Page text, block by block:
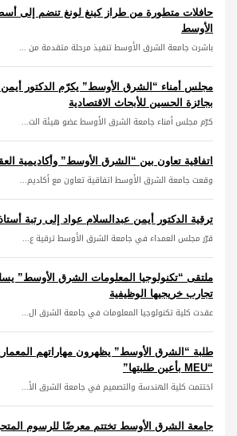
حافلات متطورة من طراز كينغ لونغ تنضم إلى
الأوسط
باشرت جامعة الشرق الأوسط تنفيذ مرحلة متقدمة من ...
مجلس أمناء “الشرق الأوسط” يكرّم الدكتور
بجائزة الحسين للأبحاث الاقتصادية
كرّم مجلس أمناء جامعة الشرق الأوسط عضو هيئة الت...
اتفاقية تعاون بين “الشرق الأوسط” وأكاديمية
وقعت جامعة الشرق الأوسط اتفاقية تعاون مع أكاديم...
ترقية الدكتور أيمن عبدالسلام عواد إلى رتبة
قرّر مجلس العمداء في جامعة الشرق الأوسط ترقية ع...
ملتقى “تكنولوجيا المعلومات الشرق الأوسط”
تجارب خريجيها الوظيفية
عقدت كلية تكنولوجيا المعلومات في جامعة الشرق ال...
طلبة “الشرق الأوسط” يظهرون مهاراتهم
“MEU بأعين طلبتها”
اختتمت كلية الهندسة والتصميم في جامعة الشرق الأ...
جامعة الشرق الأوسط تختتم معرضًا للرسوم